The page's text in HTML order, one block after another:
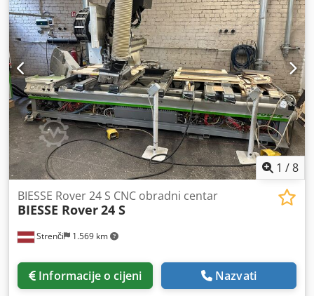
1 /8
Strenči 1.569 km
BIESSE Rover 24 S CNC obradni centar
BIESSE Rover24 S
Informacije o cijeni Nazvati